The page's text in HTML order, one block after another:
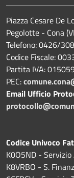
Piazza Cesare De
Pegolotte - Cona
Telefono: 0426/
Codice Fiscale:
Partita IVA:
PEC:
Email Ufficio
Codice Univoco
K0O5ND -
K8VRBO - S.